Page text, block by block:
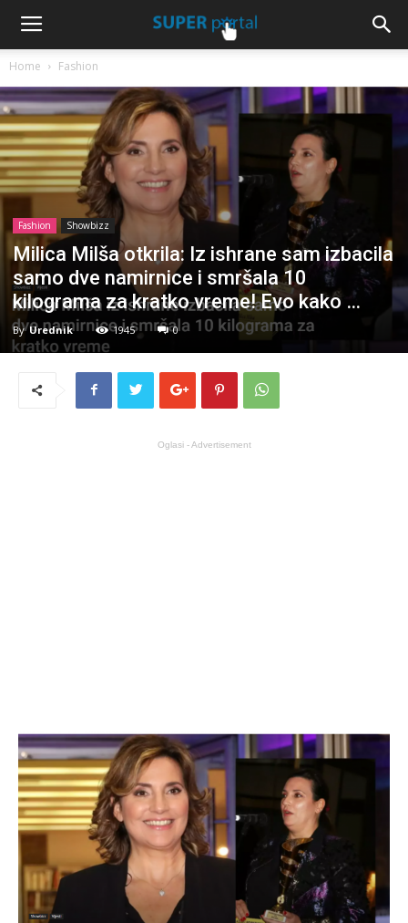
Home Fashion
Fashion Showbizz
Milica Milša otkrila: Iz ishrane sam izbacila
samo dve namirnice i smršala 10
kilograma za kratko vreme! Evo kako …
By Urednik 1945 0
Oglasi - Advertisement